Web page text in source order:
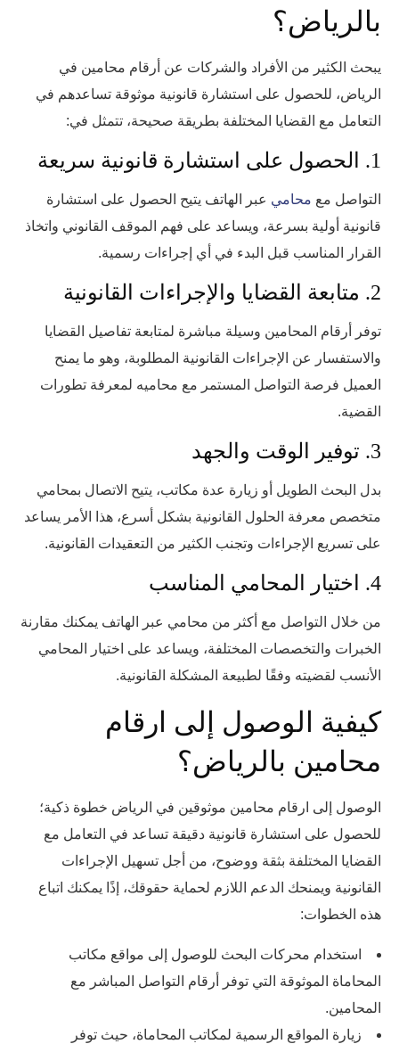
بالرياض؟
يبحث الكثير من الأفراد والشركات عن أرقام محامين في
الرياض، للحصول على استشارة قانونية موثوقة تساعدهم في
التعامل مع القضايا المختلفة بطريقة صحيحة، تتمثل في:
1. الحصول على استشارة قانونية سريعة
التواصل مع محامي عبر الهاتف يتيح الحصول على استشارة
قانونية أولية بسرعة، ويساعد على فهم الموقف القانوني واتخاذ
القرار المناسب قبل البدء في أي إجراءات رسمية.
2. متابعة القضايا والإجراءات القانونية
توفر أرقام المحامين وسيلة مباشرة لمتابعة تفاصيل القضايا
والاستفسار عن الإجراءات القانونية المطلوبة، وهو ما يمنح
العميل فرصة التواصل المستمر مع محاميه لمعرفة تطورات
القضية.
3. توفير الوقت والجهد
بدل البحث الطويل أو زيارة عدة مكاتب، يتيح الاتصال بمحامي
متخصص معرفة الحلول القانونية بشكل أسرع، هذا الأمر يساعد
على تسريع الإجراءات وتجنب الكثير من التعقيدات القانونية.
4. اختيار المحامي المناسب
من خلال التواصل مع أكثر من محامي عبر الهاتف يمكنك مقارنة
الخبرات والتخصصات المختلفة، ويساعد على اختيار المحامي
الأنسب لقضيته وفقًا لطبيعة المشكلة القانونية.
كيفية الوصول إلى ارقام
محامين بالرياض؟
الوصول إلى ارقام محامين موثوقين في الرياض خطوة ذكية؛
للحصول على استشارة قانونية دقيقة تساعد في التعامل مع
القضايا المختلفة بثقة ووضوح، من أجل تسهيل الإجراءات
القانونية ويمنحك الدعم اللازم لحماية حقوقك، إذًا يمكنك اتباع
هذه الخطوات:
استخدام محركات البحث للوصول إلى مواقع مكاتب
المحاماة الموثوقة التي توفر أرقام التواصل المباشر مع
المحامين.
زيارة المواقع الرسمية لمكاتب المحاماة، حيث توفر